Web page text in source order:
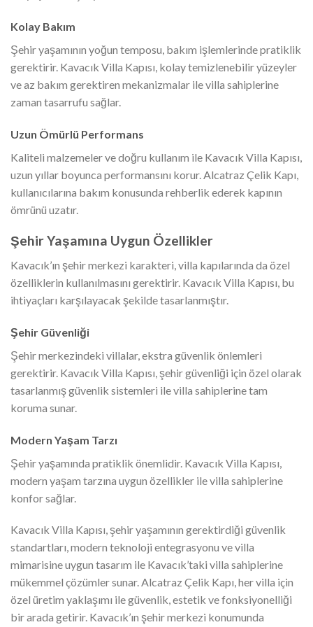
Kolay Bakım
Şehir yaşamının yoğun temposu, bakım işlemlerinde pratiklik
gerektirir. Kavacık Villa Kapısı, kolay temizlenebilir yüzeyler
ve az bakım gerektiren mekanizmalar ile villa sahiplerine
zaman tasarrufu sağlar.
Uzun Ömürlü Performans
Kaliteli malzemeler ve doğru kullanım ile Kavacık Villa Kapısı,
uzun yıllar boyunca performansını korur. Alcatraz Çelik Kapı,
kullanıcılarına bakım konusunda rehberlik ederek kapının
ömrünü uzatır.
Şehir Yaşamına Uygun Özellikler
Kavacık’ın şehir merkezi karakteri, villa kapılarında da özel
özelliklerin kullanılmasını gerektirir. Kavacık Villa Kapısı, bu
ihtiyaçları karşılayacak şekilde tasarlanmıştır.
Şehir Güvenliği
Şehir merkezindeki villalar, ekstra güvenlik önlemleri
gerektirir. Kavacık Villa Kapısı, şehir güvenliği için özel olarak
tasarlanmış güvenlik sistemleri ile villa sahiplerine tam
koruma sunar.
Modern Yaşam Tarzı
Şehir yaşamında pratiklik önemlidir. Kavacık Villa Kapısı,
modern yaşam tarzına uygun özellikler ile villa sahiplerine
konfor sağlar.
Kavacık Villa Kapısı, şehir yaşamının gerektirdiği güvenlik
standartları, modern teknoloji entegrasyonu ve villa
mimarisine uygun tasarım ile Kavacık’taki villa sahiplerine
mükemmel çözümler sunar. Alcatraz Çelik Kapı, her villa için
özel üretim yaklaşımı ile güvenlik, estetik ve fonksiyonelliği
bir arada getirir. Kavacık’ın şehir merkezi konumunda